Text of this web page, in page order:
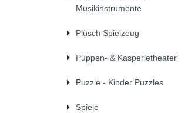
Musikinstrumente
Plüsch Spielzeug
Puppen- & Kasperletheater
Puzzle - Kinder Puzzles
Spiele